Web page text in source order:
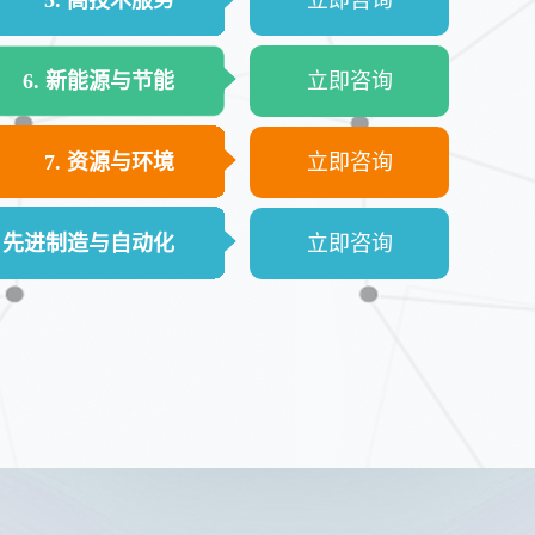
立即咨询
6. 新能源与节能
立即咨询
7. 资源与环境
立即咨询
进制造与自动化